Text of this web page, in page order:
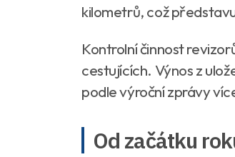
kilometrů, což
Kontrolní činnost
cestujících. Výnos z
podle výroční zprávy
Od začátku